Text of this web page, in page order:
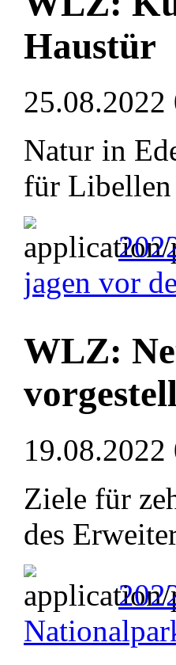
Haustür
25.08.2022
Natur in
für Libellen
jagen vor
WLZ:
19.08.2022
Ziele für
des